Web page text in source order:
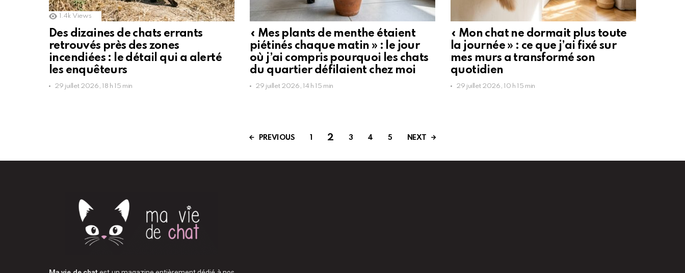
1.4k Views
Des dizaines de chats errants
retrouvés près des zones
incendiées : le détail qui a alerté
les enquêteurs
29 juillet 2026, 18 h 15 min
« Mes plants de menthe étaient
piétinés chaque matin » : le jour
où j’ai compris pourquoi les chats
du quartier défilaient chez moi
29 juillet 2026, 14 h 15 min
« Mon chat ne dormait plus toute
la journée » : ce que j’ai fixé sur
mes murs a transformé son
quotidien
29 juillet 2026, 10 h 15 min
PREVIOUS 2 3 4 5 NEXT